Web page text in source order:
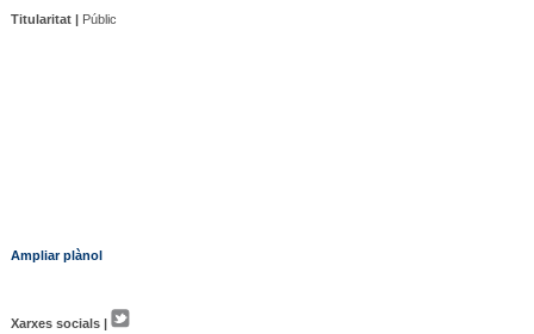
Titularitat |Públic
Ampliar plànol
Xarxes socials |